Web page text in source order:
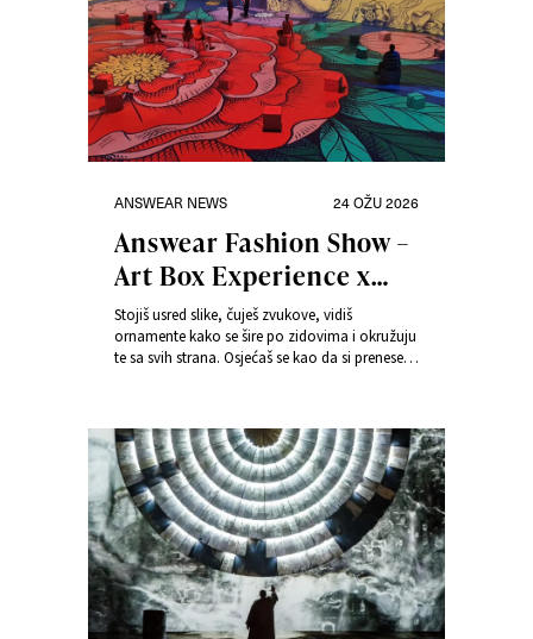
Kategorije
ANSWEAR NEWSObjavljeno
dana
24 OŽU 2026
Answear Fashion Show –
Art Box Experience x
Answear Concept Store –
Moda koja angažira sva
osjetila
Stojiš usred slike, čuješ zvukove, vidiš
ornamente kako se šire po zidovima i okružuju
te sa svih strana. Osjećaš se kao da si prenesen